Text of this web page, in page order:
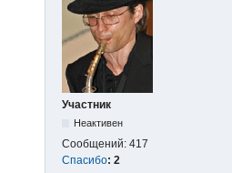
Участник
Неактивен
Сообщений: 417
Спасибо: 2